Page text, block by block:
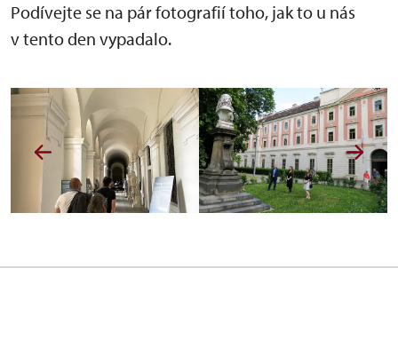
Podívejte se na pár fotografií toho, jak to u nás
v tento den vypadalo.